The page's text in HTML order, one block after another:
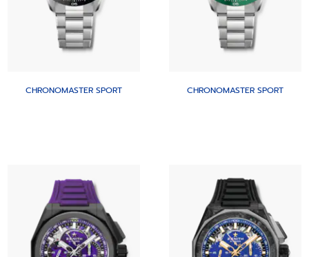
CHRONOMASTER SPORT CHRONOMASTER SPORT